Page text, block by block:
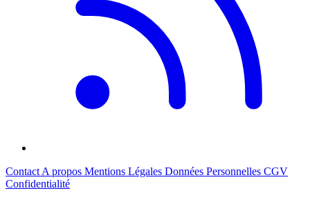
Contact A propos Mentions Légales Données Personnelles CGV
Confidentialité